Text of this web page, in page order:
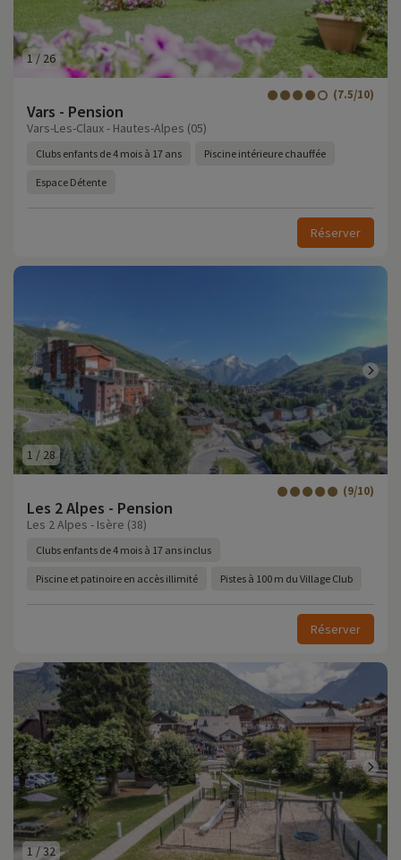
1/ 26
Vars - Pension
(7.5/10)
Vars-Les-Claux - Hautes-Alpes (05)
Clubs enfants de 4 mois à 17 ans Piscine intérieure chauffée
Espace Détente
Réserver
1 / 28
Les 2 Alpes - Pension
(9/10)
Les 2 Alpes - Isère (38)
Clubs enfants de 4 mois à 17 ans inclus
Piscine et patinoire en accès illimité Pistes à 100 m du Village Club
Réserver
1 /32